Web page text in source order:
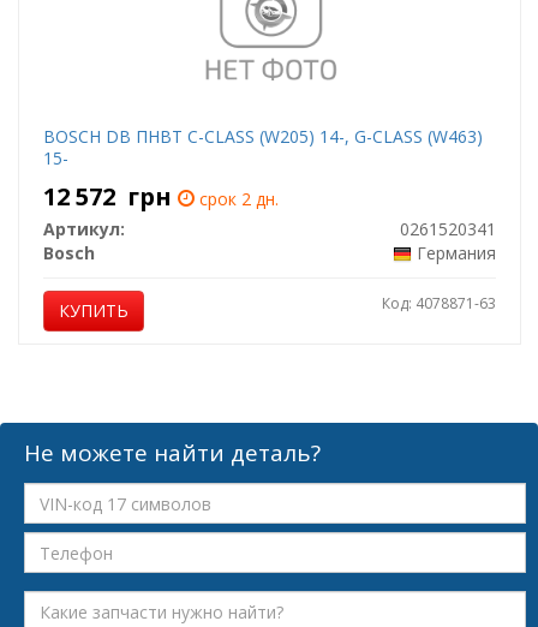
BOSCH DB ПНВТ C-CLASS (W205) 14-, G-CLASS (W463)
15-
12 572 грн
срок 2 дн.
Артикул:
0261520341
Bosch
Германия
КУПИТЬ Код: 4078871-63
Не можете найти деталь?